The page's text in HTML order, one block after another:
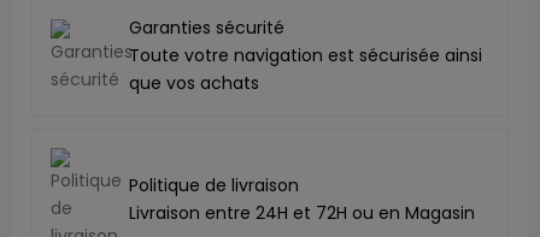
Garanties sécurité
Toute votre navigation est sécurisée ainsi
que vos achats
Politique de livraison
Livraison entre 24H et 72H ou en Magasin